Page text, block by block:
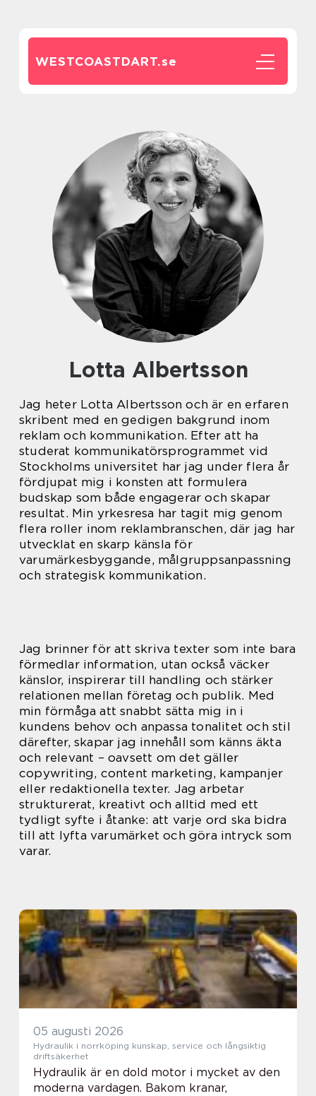
WESTCOASTDART.se
Lotta Albertsson
Jag heter Lotta Albertsson och är en erfaren
skribent med en gedigen bakgrund inom
reklam och kommunikation. Efter att ha
studerat kommunikatörsprogrammet vid
Stockholms universitet har jag under flera år
fördjupat mig i konsten att formulera
budskap som både engagerar och skapar
resultat. Min yrkesresa har tagit mig genom
flera roller inom reklambranschen, där jag har
utvecklat en skarp känsla för
varumärkesbyggande, målgruppsanpassning
och strategisk kommunikation.
Jag brinner för att skriva texter som inte bara
förmedlar information, utan också väcker
känslor, inspirerar till handling och stärker
relationen mellan företag och publik. Med
min förmåga att snabbt sätta mig in i
kundens behov och anpassa tonalitet och stil
därefter, skapar jag innehåll som känns äkta
och relevant – oavsett om det gäller
copywriting, content marketing, kampanjer
eller redaktionella texter. Jag arbetar
strukturerat, kreativt och alltid med ett
tydligt syfte i åtanke: att varje ord ska bidra
till att lyfta varumärket och göra intryck som
varar.
05 augusti 2026
Hydraulik i norrköping kunskap, service och långsiktig
driftsäkerhet
Hydraulik är en dold motor i mycket av den
moderna vardagen. Bakom kranar,